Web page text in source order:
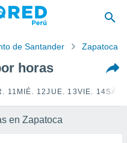
de Santander Zapatoca
horas
11 MIÉ. 12JUE. 13VIE. 14
en Zapatoca